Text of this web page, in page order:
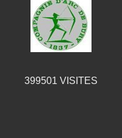
399501 VISITES